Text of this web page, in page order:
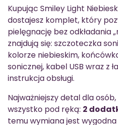
Kupując Smiley Light
dostajesz komplet, który
pielęgnację bez odkładania
znajdują się: szczoteczka
kolorze niebieskim,
sonicznej, kabel USB wraz z
instrukcja obsługi.
Najważniejszy detal dla
wszystko pod ręką: 2
temu wymiana jest wygodna